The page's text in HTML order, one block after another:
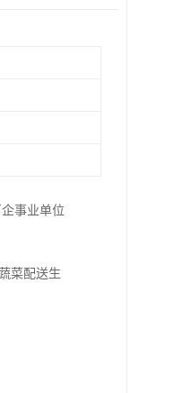
事业单位
菜配送生